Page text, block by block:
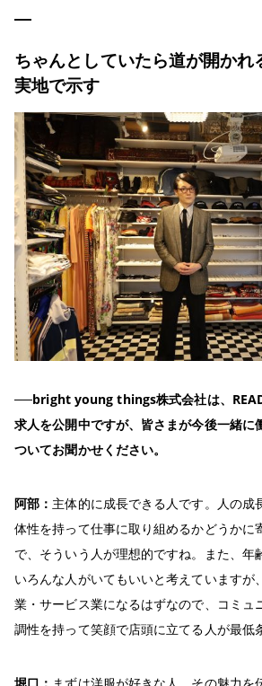
ちゃんとしていたら道が開かれ
実地で示す
──bright young things株式会社は、
求人を公開中ですが、皆さまが今後一緒に
ついてお聞かせください。
阿部： 主体的に成長できる人です。人の成
体性を持って仕事に取り組めるかどうかに
で、そういう人が理想的ですね。また、年
いろんな人がいてもいいと考えていますが
業・サービス業になるはずなので、コミュ
調性を持って笑顔で店頭に立てる人が最低